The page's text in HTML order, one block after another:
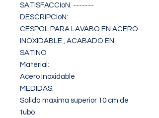
SATISFACCIoN. -------
DESCRIPCIoN:
CESPOL PARA LAVABO EN ACERO
INOXIDABLE , ACABADO EN
SATINO
Material:
Acero Inoxidable
MEDIDAS:
Salida maxima superior 10 cm de
tubo